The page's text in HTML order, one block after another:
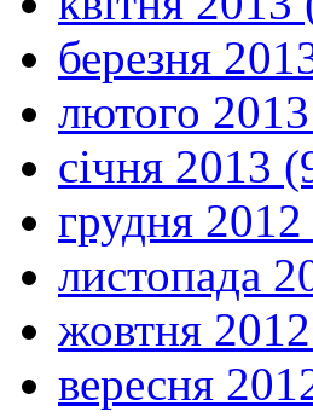
березня
лютого
січня 2013
грудня
листопада
жовтня
вересня